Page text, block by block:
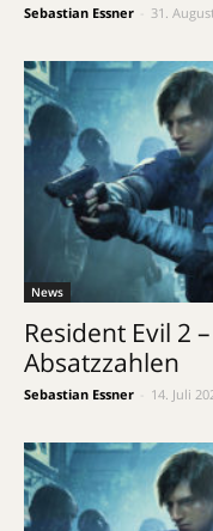
Sebastian Essner 31.
News
Resident Evil 2
Absatzzahlen
Sebastian Essner 14. Juli